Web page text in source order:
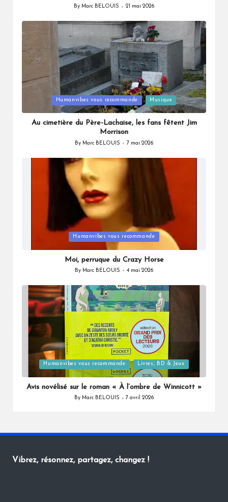
Posted
By Marc BELOUIS 21 mai 2026
Humanvibes vous recommande Musique
Au cimetière du Père-Lachaise, les fans fêtent Jim
Morrison
Posted
By Marc BELOUIS 7 mai 2026
Humanvibes vous recommande
Moi, perruque du Crazy Horse
Posted
By Marc BELOUIS 4 mai 2026
Posted
in
Humanvibes vous recommande Livres, BD & Jeux
Avis novélisé sur le roman « À l’ombre de Winnicott »
Posted
By Marc BELOUIS 7 avril 2026
Vibrez, résonnez, partagez, changez !